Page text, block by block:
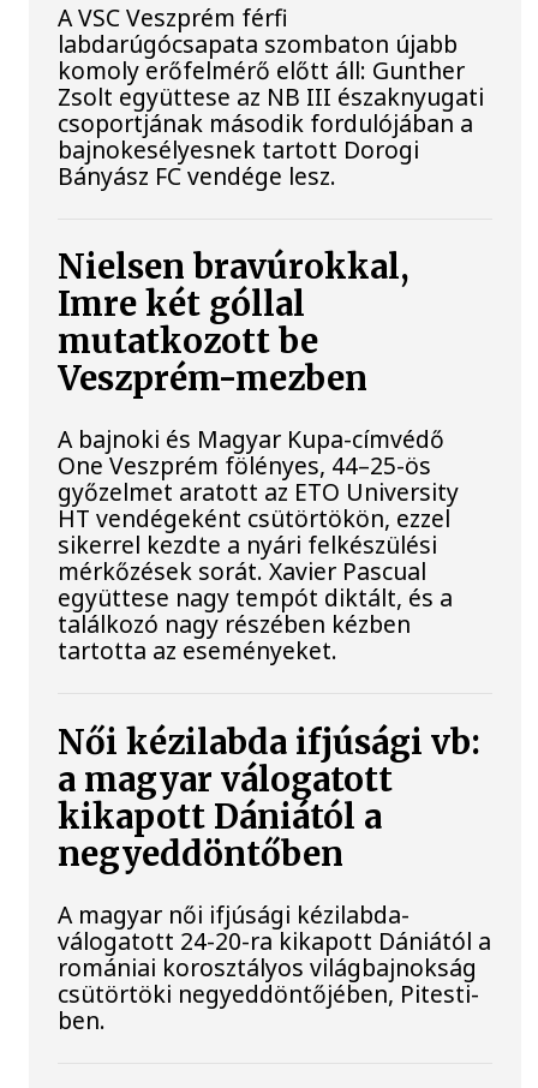
A VSC Veszprém férfi
labdarúgócsapata szombaton újabb
komoly erőfelmérő előtt áll: Gunther
Zsolt együttese az NB III északnyugati
csoportjának második fordulójában a
bajnokesélyesnek tartott Dorogi
Bányász FC vendége lesz.
Nielsen bravúrokkal,
Imre két góllal
mutatkozott be
Veszprém-mezben
A bajnoki és Magyar Kupa-címvédő
One Veszprém fölényes, 44–25-ös
győzelmet aratott az ETO University
HT vendégeként csütörtökön, ezzel
sikerrel kezdte a nyári felkészülési
mérkőzések sorát. Xavier Pascual
együttese nagy tempót diktált, és a
találkozó nagy részében kézben
tartotta az eseményeket.
Női kézilabda ifjúsági vb:
a magyar válogatott
kikapott Dániától a
negyeddöntőben
A magyar női ifjúsági kézilabda-
válogatott 24-20-ra kikapott Dániától a
romániai korosztályos világbajnokság
csütörtöki negyeddöntőjében, Pitesti-
ben.